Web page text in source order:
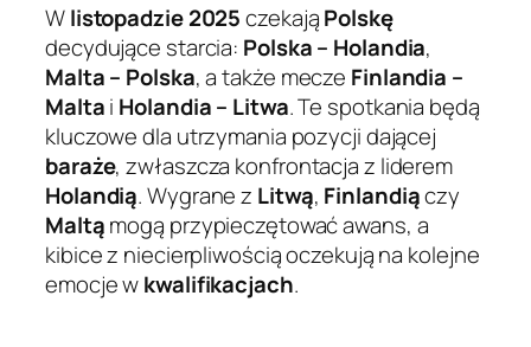
Wlistopadzie 2025czekająPolskę
decydujące starcia: Polska – Holandia,
Malta – Polska, a także mecze Finlandia –
Maltai Holandia – Litwa. Te spotkania będą
kluczowe dla utrzymania pozycji dającej
baraże, zwłaszcza konfrontacja z liderem
Holandią. Wygrane z Litwą, Finlandiączy
Maltąmogą przypieczętować awans, a
kibice z niecierpliwością oczekują na kolejne
emocje wkwalifikacjach.